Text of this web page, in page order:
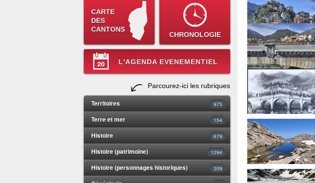
CARTE
DES
CANTONS
CHRONOLOGIE
L'AGENDA EVENEMENTIEL
Parcourez-ici les rubriques
Territoires 975
Terre et mer 154
Histoire 679
Histoire (patrimoine) 1294
Histoire (personnages historiques) 309